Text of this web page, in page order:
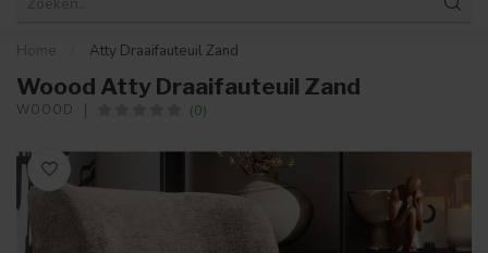
Home Atty Draaifauteuil Zand
Woood Atty Draaifauteuil Zand
WOOOD (0)